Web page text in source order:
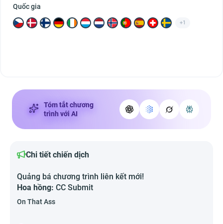
Quốc gia
+1
Tóm tắt chương
trình với AI
Chi tiết chiến dịch
Quảng bá chương trình liên kết mới!
Hoa hồng: CC Submit
On That Ass